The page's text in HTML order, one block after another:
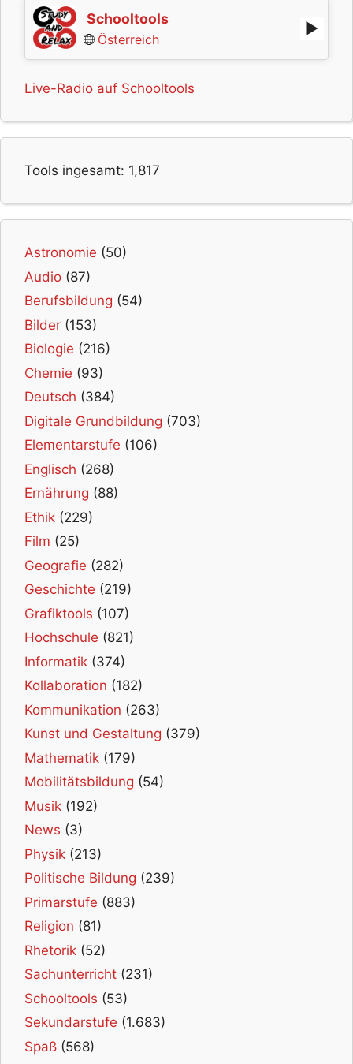
Schooltools
Österreich
Live-Radio auf Schooltools
Tools ingesamt: 1,817
Astronomie (50)
Audio (87)
Berufsbildung (54)
Bilder (153)
Biologie (216)
Chemie (93)
Deutsch (384)
Digitale Grundbildung (703)
Elementarstufe (106)
Englisch (268)
Ernährung (88)
Ethik (229)
Film (25)
Geografie (282)
Geschichte (219)
Grafiktools (107)
Hochschule (821)
Informatik (374)
Kollaboration (182)
Kommunikation (263)
Kunst und Gestaltung (379)
Mathematik (179)
Mobilitätsbildung (54)
Musik (192)
News (3)
Physik (213)
Politische Bildung (239)
Primarstufe (883)
Religion (81)
Rhetorik (52)
Sachunterricht (231)
Schooltools (53)
Sekundarstufe (1.683)
Spaß (568)